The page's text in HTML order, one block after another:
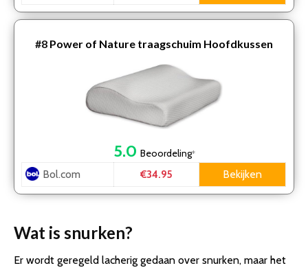
#8 Power of Nature traagschuim Hoofdkussen
5.0 Beoordeling*
Bol.com €34.95 Bekijken
Wat is snurken?
Er wordt geregeld lacherig gedaan over snurken, maar het